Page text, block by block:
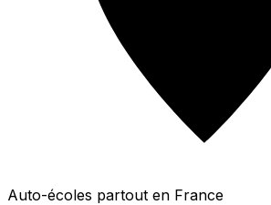
Auto-écoles partout en France